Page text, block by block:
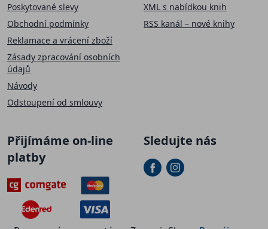
Poskytované slevy
Obchodní podmínky
Reklamace a vrácení zboží
Zásady zpracování osobních
údajů
Návody
Odstoupení od smlouvy
XML s nabídkou knih
RSS kanál – nové knihy
Přijímáme on-line
platby
Sledujte nás